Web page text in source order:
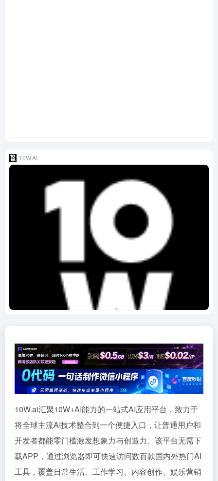
10W.AI
10W.ai汇聚10W+AI能力的一站式AI应用平台，致力于
将全球主流AI技术整合到一个便捷入口，让普通用户和
开发者都能零门槛激发想象力与创造力。该平台无需下
载APP，通过浏览器即可快速访问数百款国内外热门AI
工具，覆盖日常生活、工作学习、内容创作、娱乐营销